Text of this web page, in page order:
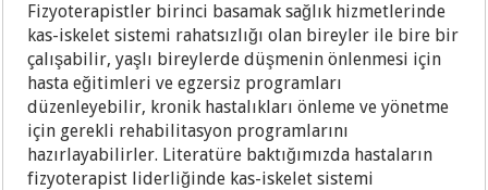
Fizyoterapistler birinci basamak sağlık hizmetlerinde
kas-iskelet sistemi rahatsızlığı olan bireyler ile bire bir
çalışabilir, yaşlı bireylerde düşmenin önlenmesi için
hasta eğitimleri ve egzersiz programları
düzenleyebilir, kronik hastalıkları önleme ve yönetme
için gerekli rehabilitasyon programlarını
hazırlayabilirler. Literatüre baktığımızda hastaların
fizyoterapist liderliğinde kas-iskelet sistemi